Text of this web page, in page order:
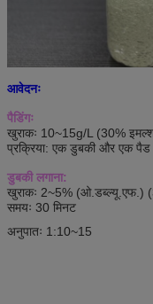
आवेदनः
पैडिंगः
खुराकः 10~15g/L (30%
प्रक्रिया: एक डुबकी और एक पैड
डुबकी लगाना:
खुराकः 2~5% (ओ.डब्ल्यू.एफ.)
समयः 30 मिनट
अनुपातः 1:10~15